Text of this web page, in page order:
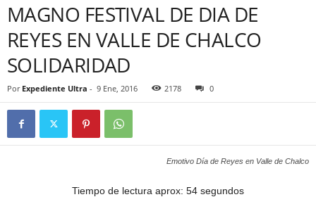
MAGNO FESTIVAL DE DIA DE
REYES EN VALLE DE CHALCO
SOLIDARIDAD
Por Expediente Ultra - 9 Ene, 2016 2178 0
Emotivo Día de Reyes en Valle de Chalco
Tiempo de lectura aprox: 54 segundos